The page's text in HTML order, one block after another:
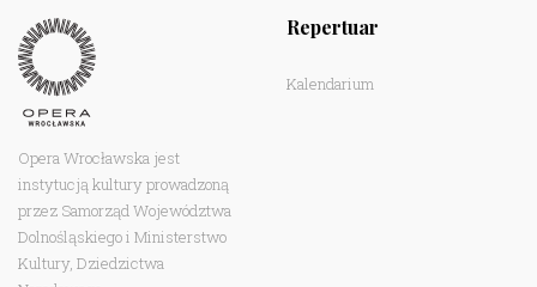
Opera Wrocławska jest
instytucją kultury prowadzoną
przez Samorząd Województwa
Dolnośląskiego i Ministerstwo
Kultury, Dziedzictwa
Repertuar
Kalendarium